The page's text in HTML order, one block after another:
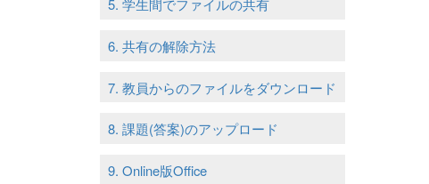
5. 学生間でファイルの共有
6. 共有の解除方法
7. 教員からのファイルをダウンロード
8. 課題(答案)のアップロード
9. Online版Office